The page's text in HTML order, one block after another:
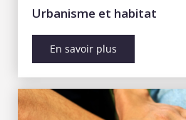
Urbanisme et habitat
En savoir plus